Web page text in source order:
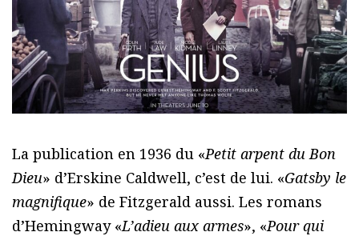
La publication en 1936 du «Petit arpent du Bon
Dieu» d’Erskine Caldwell, c’est de lui. «Gatsby le
magnifique» de Fitzgerald aussi. Les romans
d’Hemingway «L’adieu aux armes», «Pour qui